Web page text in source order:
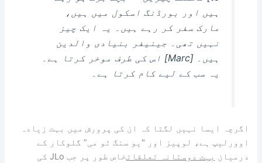
ہیں اور بورڈنگ اسکول میں ہیں،
مارک سفر کر رہے ہیں۔ یہ ایک چیز
نہیں تھی۔ جینیفر بنیادی والدین
ہیں۔ [Marc] اس کی طرف موخر کرتا ہے۔
یہ سب کے لیے کام کرتا ہے۔
اگرچہ ایسا نہیں لگتا کہ ان کی پرورش میں بہت زیادہ
اوورلیپ ہے، لوپیز اور "یو سنگ ٹو می” گلوکار کے
درمیان بہت دوستانہ تعلقات
خاص طور پر جب JLo کی